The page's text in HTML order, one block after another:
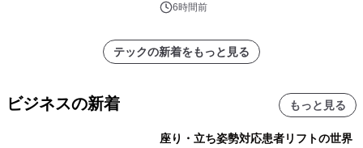
催 英国ラジオ「NTS」の 特別プログ
アーティストを フィーチャーしたアニ
メーションを公開～
6時間前
テックの新着をもっと見る
ビジネスの新着 もっと見る
座り・立ち姿勢対応患者リフトの世界